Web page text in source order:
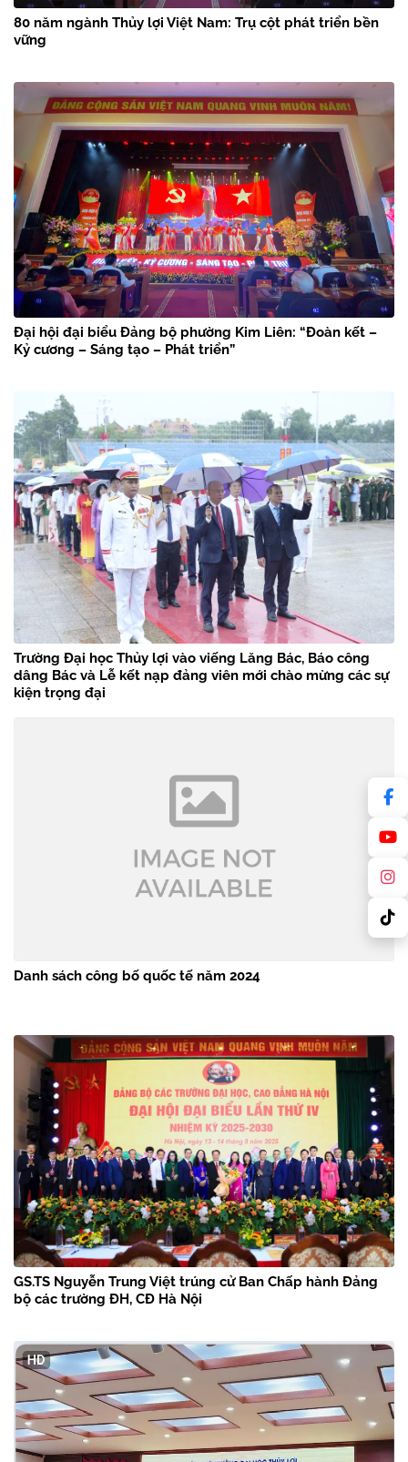
80 năm ngành Thủy lợi Việt Nam: Trụ cột phát triển bền
vững
Đại hội đại biểu Đảng bộ phường Kim Liên: “Đoàn kết –
Kỷ cương – Sáng tạo – Phát triển”
Trường Đại học Thủy lợi vào viếng Lăng Bác, Báo công
dâng Bác và Lễ kết nạp đảng viên mới chào mừng các sự
kiện trọng đại
Danh sách công bố quốc tế năm 2024
GS.TS Nguyễn Trung Việt trúng cử Ban Chấp hành Đảng
bộ các trường ĐH, CĐ Hà Nội